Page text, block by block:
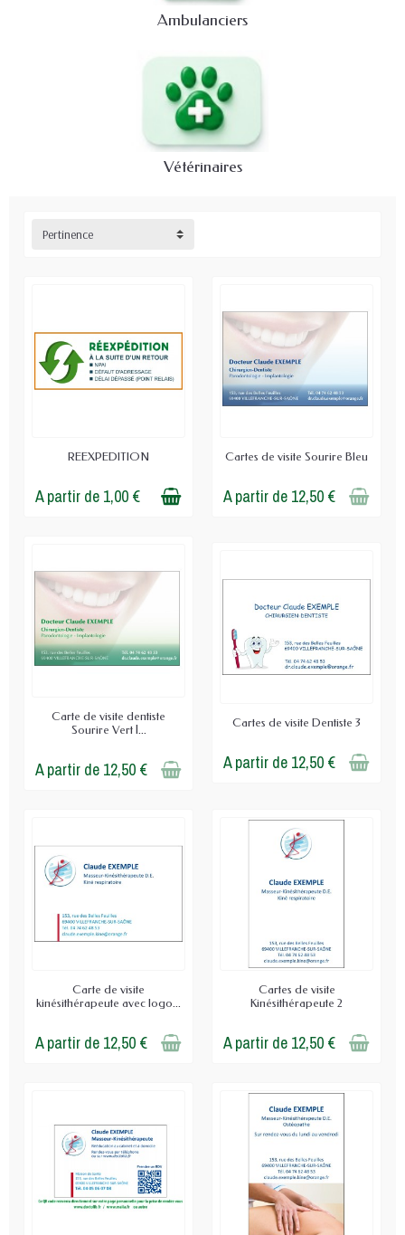
Ambulanciers
Vétérinaires
Pertinence
REEXPEDITION
A partir de 1,00 €
Cartes de visite Sourire Bleu
A partir de 12,50 €
Carte de visite dentiste
Sourire Vert |...
A partir de 12,50 €
Cartes de visite Dentiste 3
A partir de 12,50 €
Carte de visite
kinésithérapeute avec logo...
A partir de 12,50 €
Cartes de visite
Kinésithérapeute 2
A partir de 12,50 €